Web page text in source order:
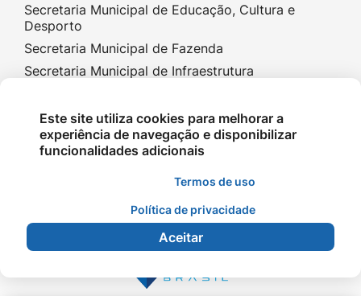
Secretaria Municipal de Educação, Cultura e
Desporto
Secretaria Municipal de Fazenda
Secretaria Municipal de Infraestrutura
Secretaria Municipal de Saúde
©2026 - Prefeitura de Terra Nova do Norte - MT -
Todos os direitos reservados
Este site utiliza cookies para melhorar a
experiência de navegação e disponibilizar
funcionalidades adicionais
Termos de uso
Política de privacidade
Aceitar